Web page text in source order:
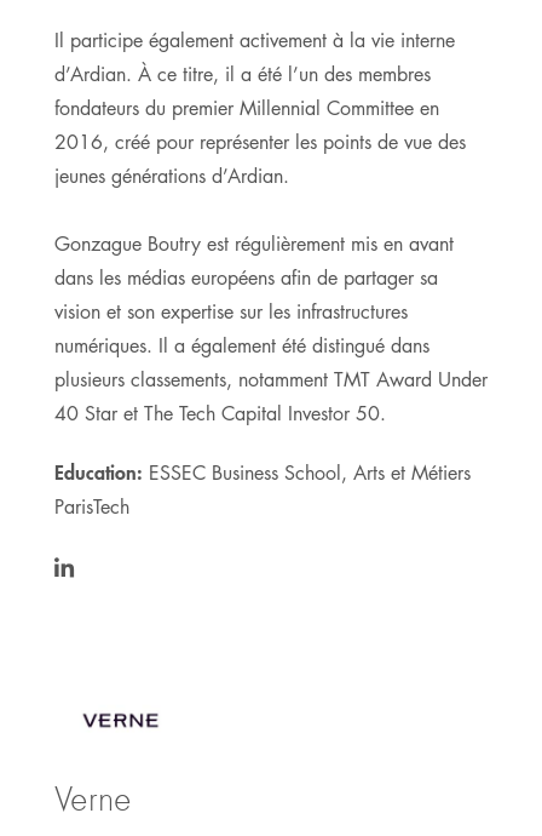
Il participe également activement à la vie interne
d’Ardian. À ce titre, il a été l’un des membres
fondateurs du premier Millennial Committee en
2016, créé pour représenter les points de vue des
jeunes générations d’Ardian.
Gonzague Boutry est régulièrement mis en avant
dans les médias européens afin de partager sa
vision et son expertise sur les infrastructures
numériques. Il a également été distingué dans
plusieurs classements, notamment TMT Award Under
40 Star et The Tech Capital Investor 50.
Education: ESSEC Business School, Arts et Métiers
ParisTech
Verne